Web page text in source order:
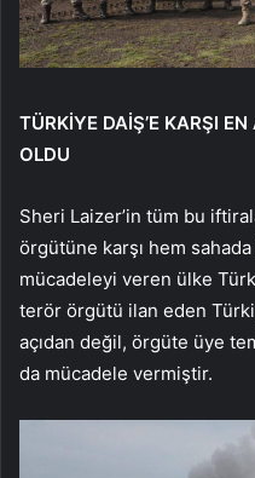
TÜRKİYE DAİŞ’E KARŞI
OLDU
Sheri Laizer’in tüm bu
örgütüne karşı hem
mücadeleyi veren ülke
terör örgütü ilan eden
açıdan değil, örgüte üye
da mücadele vermiştir.